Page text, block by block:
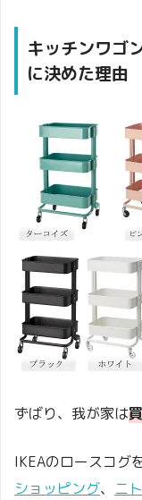
キッチンワゴ
に決めた理由
ずばり、我が家は
IKEAのロースコグ
ショッピング、 ニ